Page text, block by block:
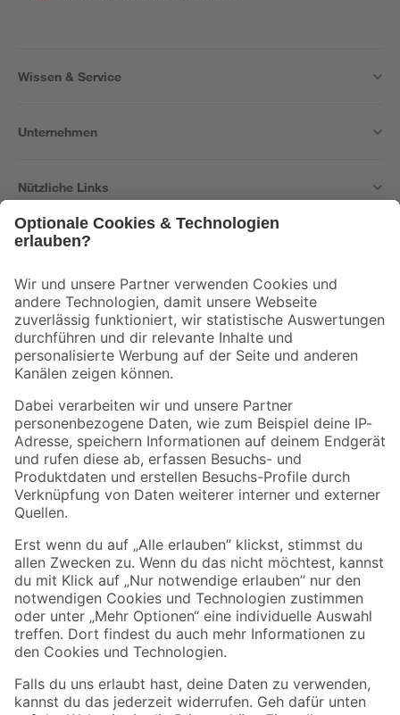
Wissen & Service
Unternehmen
Nützliche Links
Der toom Newsletter: Keine Angebote und Aktionen mehr verpassen!
Zur Newsletter Anmeldung
Folge uns
Zahlungsarten Versandarten
Sicher einkaufen
Jetzt die toom-App herunterladen
Alle Preisangaben in EUR inkl. gesetzl. MwSt.. Die dargestellten Angebote sind unter